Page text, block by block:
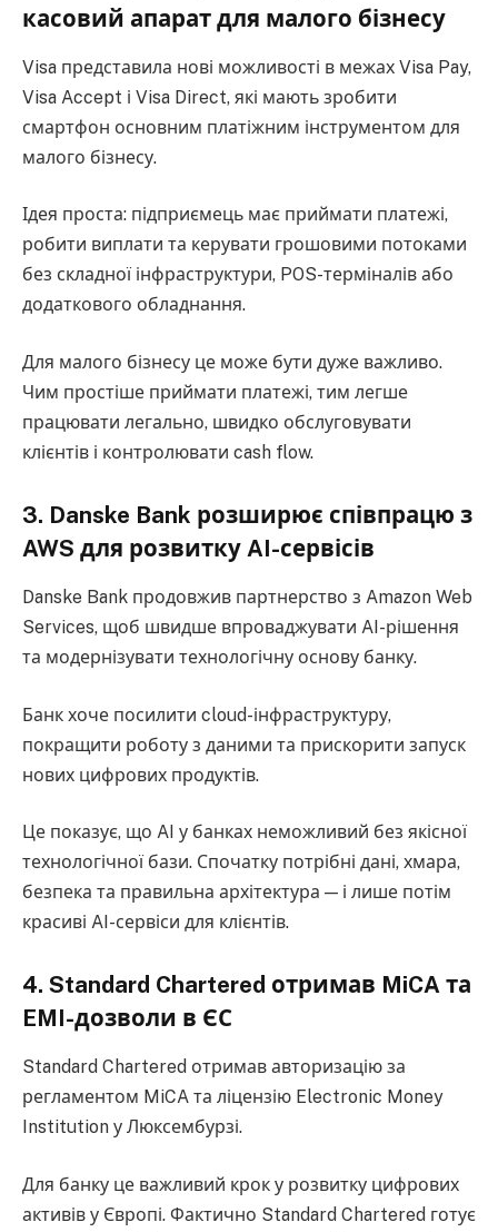
касовий апарат для малого бізнесу
Visa представила нові можливості в межах Visa Pay,
Visa Accept і Visa Direct, які мають зробити
смартфон основним платіжним інструментом для
малого бізнесу.
Ідея проста: підприємець має приймати платежі,
робити виплати та керувати грошовими потоками
без складної інфраструктури, POS-терміналів або
додаткового обладнання.
Для малого бізнесу це може бути дуже важливо.
Чим простіше приймати платежі, тим легше
працювати легально, швидко обслуговувати
клієнтів і контролювати cash flow.
3. Danske Bank розширює співпрацю з
AWS для розвитку AI-сервісів
Danske Bank продовжив партнерство з Amazon Web
Services, щоб швидше впроваджувати AI-рішення
та модернізувати технологічну основу банку.
Банк хоче посилити cloud-інфраструктуру,
покращити роботу з даними та прискорити запуск
нових цифрових продуктів.
Це показує, що AI у банках неможливий без якісної
технологічної бази. Спочатку потрібні дані, хмара,
безпека та правильна архітектура — і лише потім
красиві AI-сервіси для клієнтів.
4. Standard Chartered отримав MiCA та
EMI-дозволи в ЄС
Standard Chartered отримав авторизацію за
регламентом MiCA та ліцензію Electronic Money
Institution у Люксембурзі.
Для банку це важливий крок у розвитку цифрових
активів у Європі. Фактично Standard Chartered готує